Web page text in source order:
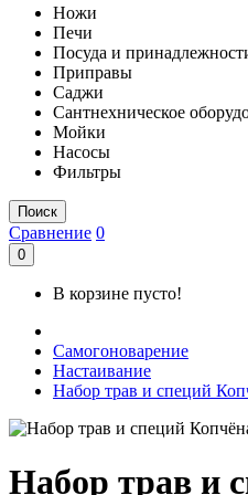
Ножи
Печи
Посуда и
Приправы
Саджи
Сантнехническое
Мойки
Насосы
Фильтры
Поиск
Сравнение 0
0
В корзине пусто!
Самогоноварение
Настаивание
Набор трав и специй
Набор трав и